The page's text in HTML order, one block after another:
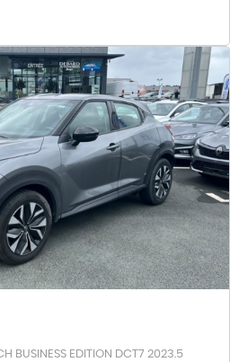
BUSINESS EDITION DCT7 2023.5